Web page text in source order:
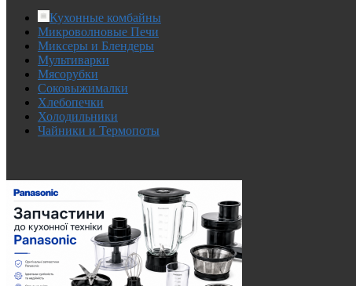
Кухонные комбайны
Микроволновые Печи
Миксеры и Блендеры
Мультиварки
Мясорубки
Соковыжималки
Хлебопечки
Холодильники
Чайники и Термопоты